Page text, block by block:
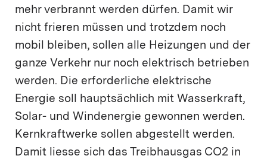
mehr verbrannt werden dürfen. Damit wir
nicht frieren müssen und trotzdem noch
mobil bleiben, sollen alle Heizungen und der
ganze Verkehr nur noch elektrisch betrieben
werden. Die erforderliche elektrische
Energie soll hauptsächlich mit Wasserkraft,
Solar- und Windenergie gewonnen werden.
Kernkraftwerke sollen abgestellt werden.
Damit liesse sich das Treibhausgas CO2 in